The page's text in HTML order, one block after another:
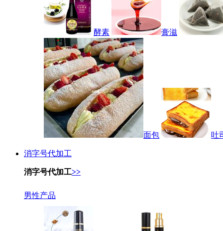
酵素 膏滋
面包 吐
消字号代加工
消字号代加工>>
男性产品